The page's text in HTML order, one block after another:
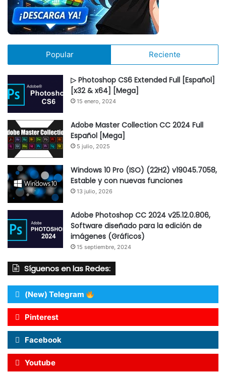
Popular Reciente
▷ Photoshop CS6 Extended Full [Español]
[x32 & x64] [Mega]
15 enero, 2024
Adobe Master Collection CC 2024 Full
Español [Mega]
5 julio, 2025
Windows 10 Pro (ISO) (22H2) v19045.7058,
Estable y con nuevas funciones
13 julio, 2026
Adobe Photoshop CC 2024 v25.12.0.806,
Software diseñado para la edición de
imágenes (Gráficos)
15 septiembre, 2024
Síguenos en las Redes:
(New) Telegram
Pinterest
Facebook
Youtube